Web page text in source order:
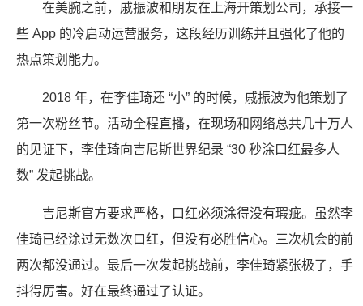
在美腕之前，戚振波和朋友在上海开策划公司，承接一
些 App 的冷启动运营服务，这段经历训练并且强化了他的
热点策划能力。
2018 年，在李佳琦还 “小” 的时候，戚振波为他策划了
第一次粉丝节。活动全程直播，在现场和网络总共几十万人
的见证下，李佳琦向吉尼斯世界纪录 “30 秒涂口红最多人
数” 发起挑战。
吉尼斯官方要求严格，口红必须涂得没有瑕疵。虽然李
佳琦已经涂过无数次口红，但没有必胜信心。三次机会的前
两次都没通过。最后一次发起挑战前，李佳琦紧张极了，手
抖得厉害。好在最终通过了认证。